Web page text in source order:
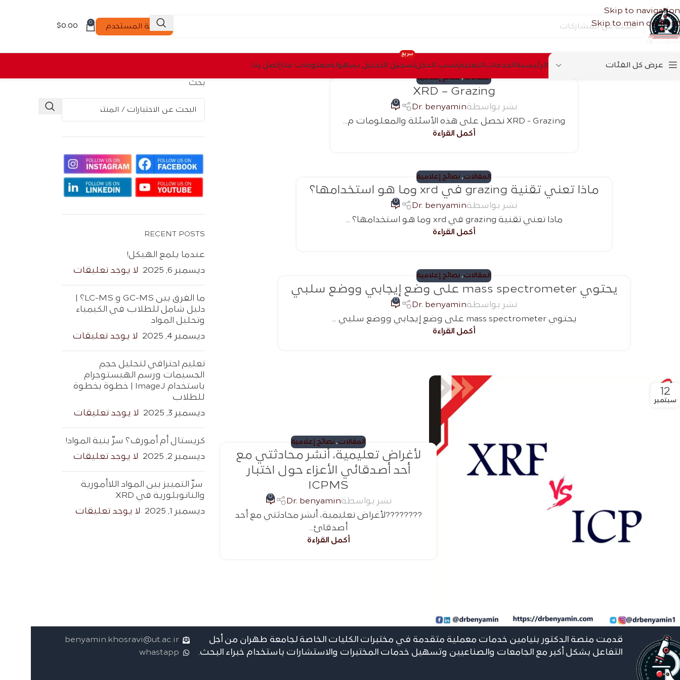
Skip to navigation
Skip to main content
لوحة المستخدم 0
$0.00
عرض كل الفئات الرئیسیةالخدماتالتعلیمكسب الدخلتسجيل التحليل بسهولة
سريع
معلومات عنا إتصل بنا
13
المقالات,نصائح إعلامية
XRD – Grazing
نشر بواسطةDr. benyamin
0
XRD - Grazing نحصل على هذه الأسئلة والمعلومات م...
أكمل القراءة
المقالات, نصائح إعلامية
ماذا تعني تقنية grazing في xrd وما هو استخدامها؟
نشر بواسطةDr. benyamin
0
ماذا تعني تقنية grazing في xrd وما هو استخدامها؟ ...
أكمل القراءة
المقالات, نصائح إعلامية
يحتوي mass spectrometer على وضع إيجابي ووضع سلبي
نشر بواسطةDr. benyamin
0
يحتوي mass spectrometer على وضع إيجابي ووضع سلبي ...
أكمل القراءة
12
سبتمبر
المقالات, نصائح إعلامية
لأغراض تعليمية، أنشر محادثتي مع
أحد أصدقائي الأعزاء حول اختبار
ICPMS
نشر بواسطةDr. benyamin
0
????????لأغراض تعليمية، أنشر محادثتي مع أحد
أصدقائ...
أكمل القراءة
بحث
RECENT POSTS
عندما يلمع الهيكل!
ديسمبر 6, 2025
لا يوجد تعليقات
ما الفرق بين GC-MS و LC-MS؟ |
دليل شامل للطلاب في الكيمياء
وتحليل المواد
ديسمبر 4, 2025
لا يوجد تعليقات
تعليم احترافي لتحليل حجم
الجسيمات ورسم الهيستوجرام
باستخدام ImageJ | خطوة بخطوة
للطلاب
ديسمبر 3, 2025
لا يوجد تعليقات
كريستال أم أمورف؟ سرّ بنية المواد!
ديسمبر 2, 2025
لا يوجد تعليقات
سرّ التمييز بين المواد اللاأمورية
والنانوبلورية في XRD
ديسمبر 1, 2025
لا يوجد تعليقات
قدمت منصة الدكتور بنيامين خدمات معملية متقدمة في مختبرات الکلیات الخاصة لجامعة طهران من أجل
التفاعل بشكل أكبر مع الجامعات والصناعيين وتسهيل خدمات المختبرات والاستشارات باستخدام خبراء البحث.
benyamin.khosravi@ut.ac.ir
whastapp